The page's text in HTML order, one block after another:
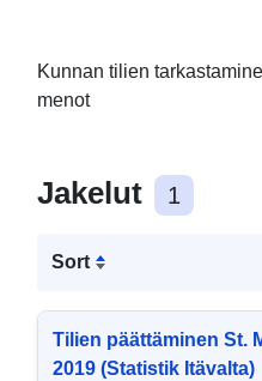
Kunnan tilien
menot
Jakelut 1
Sort
Tilien päättäminen St.
2019 (Statistik Itävalta)